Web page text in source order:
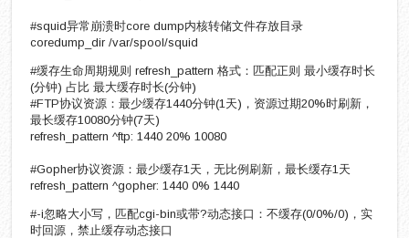
#squid异常崩溃时core dump内核转储文件存放目录
coredump_dir /var/spool/squid
#缓存生命周期规则 refresh_pattern 格式：匹配正则 最小缓存时长
(分钟) 占比 最大缓存时长(分钟)
#FTP协议资源：最少缓存1440分钟(1天)，资源过期20%时刷新，
最长缓存10080分钟(7天)
refresh_pattern ^ftp: 1440 20% 10080
#Gopher协议资源：最少缓存1天，无比例刷新，最长缓存1天
refresh_pattern ^gopher: 1440 0% 1440
#-i忽略大小写，匹配cgi-bin或带?动态接口：不缓存(0/0%/0)，实
时回源，禁止缓存动态接口